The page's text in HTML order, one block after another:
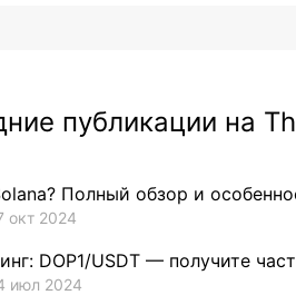
публикации на
Полный обзор и
окт 2024
DOP1/USDT — получите
июл 2024